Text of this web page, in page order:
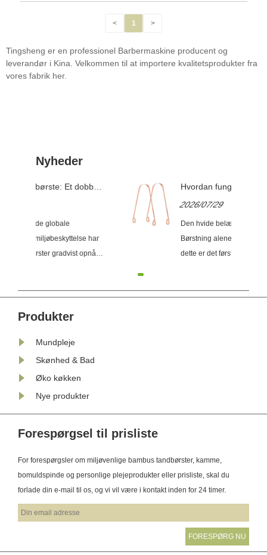
< 1 >
Tingsheng er en professionel Barbermaskine producent og
leverandør i Kina. Velkommen til at importere kvalitetsprodukter fra
vores fabrik her.
Nyheder
Hvordan fungerer en
tungeskraber, og hvordan skal
du vælge den rigtige?
2026/07/29
Den hvide belægning på din tunge?
Børstning alene vil ikke fjerne det -
dette er det første, de fleste
Tungens overflade er dækket af
Produkter
Mundpleje
Skønhed & Bad
Øko køkken
Nye produkter
Forespørgsel til prisliste
For forespørgsler om miljøvenlige bambus tandbørster, kamme,
bomuldspinde og personlige plejeprodukter eller prisliste, skal du
forlade din e-mail til os, og vi vil være i kontakt inden for 24 timer.